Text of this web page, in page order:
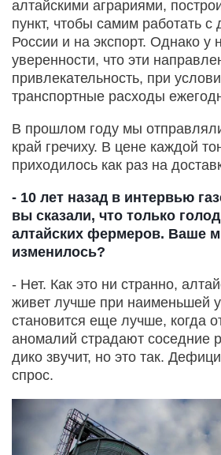
алтайскими аграриями,
пункт, чтобы самим работать с
России и на экспорт. Однако у
уверенности, что эти
привлекательность, при
транспортные расходы
В прошлом году мы
край гречиху. В цене каждой
приходилось как раз на
- 10 лет назад в интервью
вы сказали, что только
алтайских фермеров. Ваше
изменилось?
- Нет. Как это ни странно,
живет лучше при наименьшей
становится еще лучше, когда
аномалий страдают соседние
дико звучит, но это так.
спрос.